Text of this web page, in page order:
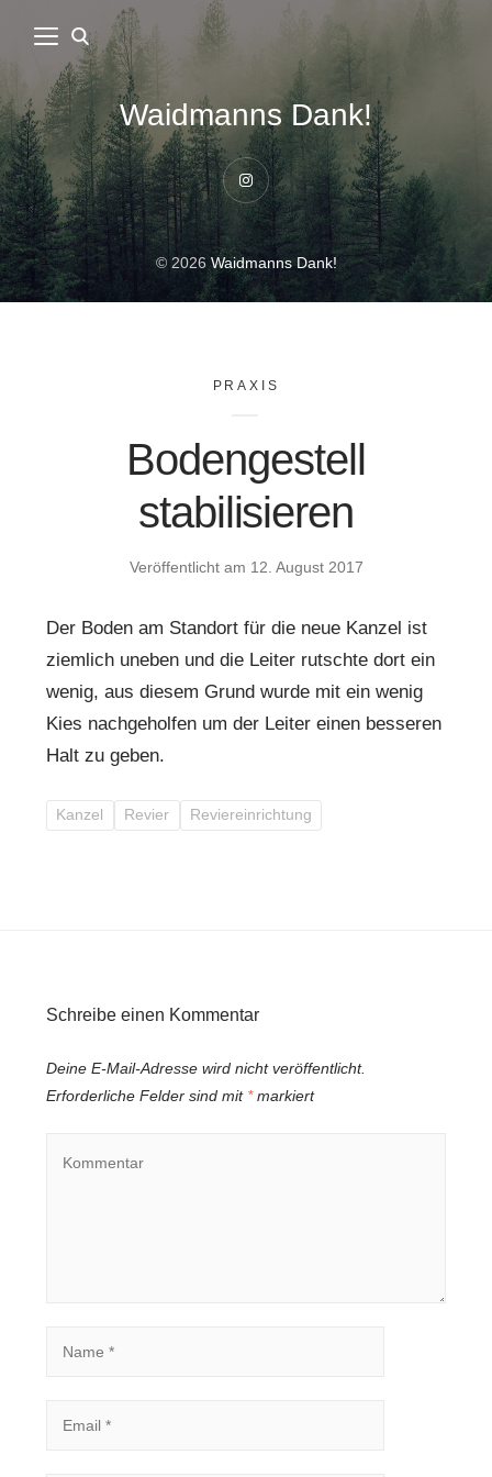
Waidmanns Dank!
Instagram
© 2026Waidmanns Dank!
PRAXIS
Bodengestell
stabilisieren
Veröffentlicht am 12. August 2017
Der Boden am Standort für die neue Kanzel ist
ziemlich uneben und die Leiter rutschte dort ein
wenig, aus diesem Grund wurde mit ein wenig
Kies nachgeholfen um der Leiter einen besseren
Halt zu geben.
Kanzel Revier Reviereinrichtung
Schreibe einen Kommentar
Deine E-Mail-Adresse wird nicht veröffentlicht.
Erforderliche Felder sind mit *markiert